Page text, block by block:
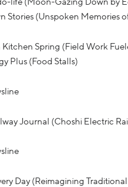
Stories (Unspoken Memories
Kitchen Spring (Field Work
Plus (Food Stalls)
Journal (Choshi Electric
Day (Reimagining